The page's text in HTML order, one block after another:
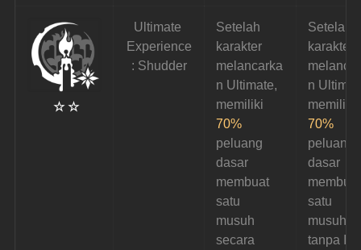
☆ ☆
Ultimate
Experience
: Shudder
Setelah
karakter
melancarka
n Ultimate,
memiliki
70%
peluang
dasar
membuat
satu
musuh
secara
Setelah
karakter
n
memiliki
70%
peluang
dasar
satu
musuh
tanpa